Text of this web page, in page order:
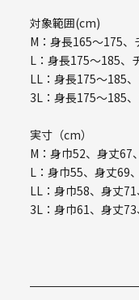
対象範囲(cm)
M：身長165～175、
L：身長175～185、
LL：身長175～185
3L：身長175～185
実寸（cm）
M：身巾52、身丈67
L：身巾55、身丈69
LL：身巾58、身丈
3L：身巾61、身丈